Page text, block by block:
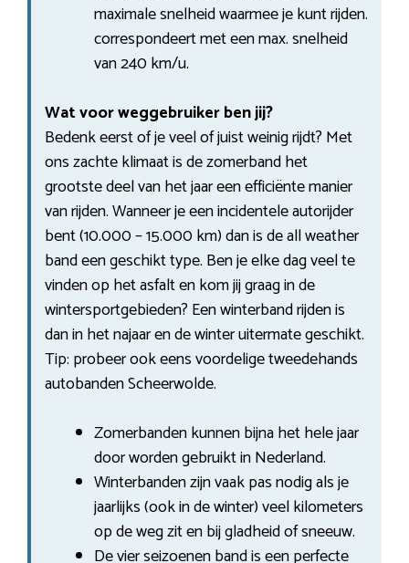
maximale snelheid waarmee je kunt rijden.
correspondeert met een max. snelheid
van 240 km/u.
Wat voor weggebruiker ben jij?
Bedenk eerst of je veel of juist weinig rijdt? Met
ons zachte klimaat is de zomerband het
grootste deel van het jaar een efficiënte manier
van rijden. Wanneer je een incidentele autorijder
bent (10.000 – 15.000 km) dan is de all weather
band een geschikt type. Ben je elke dag veel te
vinden op het asfalt en kom jij graag in de
wintersportgebieden? Een winterband rijden is
dan in het najaar en de winter uitermate geschikt.
Tip: probeer ook eens voordelige tweedehands
autobanden Scheerwolde.
Zomerbanden kunnen bijna het hele jaar
door worden gebruikt in Nederland.
Winterbanden zijn vaak pas nodig als je
jaarlijks (ook in de winter) veel kilometers
op de weg zit en bij gladheid of sneeuw.
De vier seizoenen band is een perfecte